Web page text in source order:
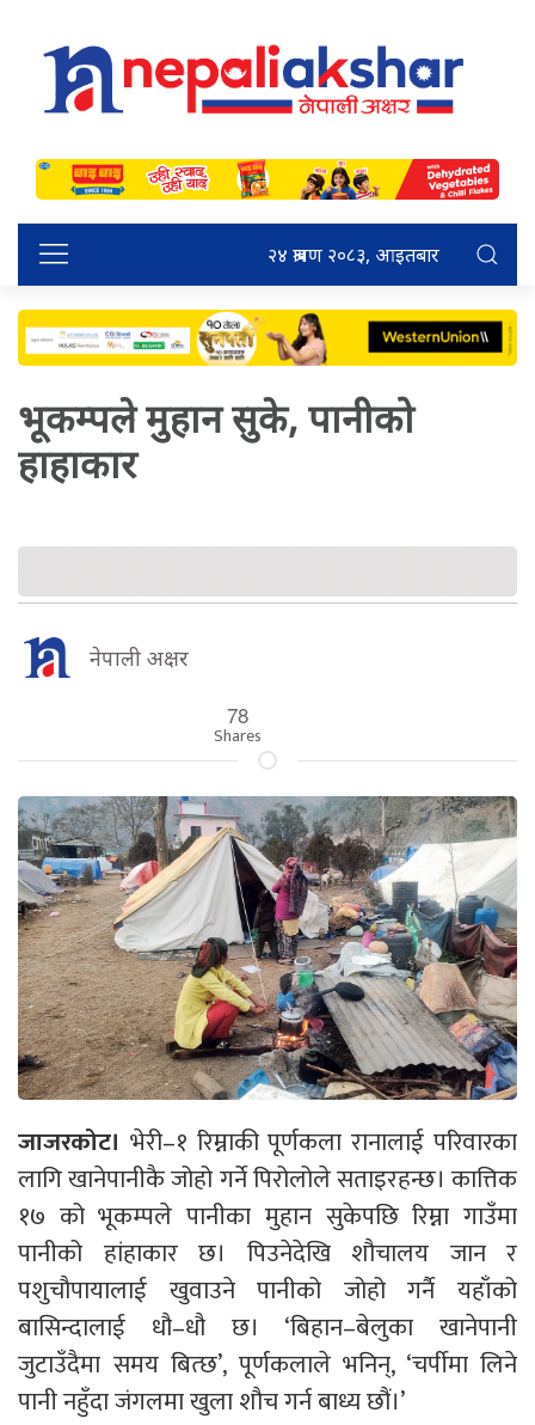
२४ श्रावण २०८३, आइतबार
भूकम्पले मुहान सुके, पानीको
हाहाकार
नेपाली अक्षर
78
Shares
जाजरकोट। भेरी–१ रिम्नाकी पूर्णकला रानालाई परिवारका
लागि खानेपानीकै जोहो गर्ने पिरोलोले सताइरहन्छ। कात्तिक
१७ को भूकम्पले पानीका मुहान सुकेपछि रिम्ना गाउँमा
पानीको हांहाकार छ। पिउनेदेखि शौचालय जान र
पशुचौपायालाई खुवाउने पानीको जोहो गर्नै यहाँको
बासिन्दालाई धौ–धौ छ। ‘बिहान–बेलुका खानेपानी
जुटाउँदैमा समय बित्छ’, पूर्णकलाले भनिन्, ‘चर्पीमा लिने
पानी नहुँदा जंगलमा खुला शौच गर्न बाध्य छौं।’